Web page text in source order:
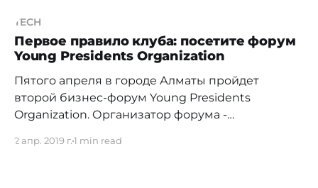
TECH
Первое правило клуба: посетите форум
Young Presidents Organization
Пятого апреля в городе Алматы пройдет
второй бизнес-форум Young Presidents
Organization. Организатор форума -
имеющий отделения в разных странах мира На
2 апр. 2019 г.1 min read